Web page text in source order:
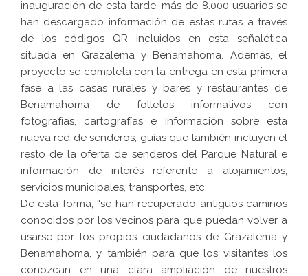
inauguración de esta tarde, más de 8.000 usuarios se
han descargado información de estas rutas a través
de los códigos QR incluidos en esta señalética
situada en Grazalema y Benamahoma. Además, el
proyecto se completa con la entrega en esta primera
fase a las casas rurales y bares y restaurantes de
Benamahoma de folletos informativos con
fotografías, cartografías e información sobre esta
nueva red de senderos, guías que también incluyen el
resto de la oferta de senderos del Parque Natural e
información de interés referente a alojamientos,
servicios municipales, transportes, etc.
De esta forma, “se han recuperado antiguos caminos
conocidos por los vecinos para que puedan volver a
usarse por los propios ciudadanos de Grazalema y
Benamahoma, y también para que los visitantes los
conozcan en una clara ampliación de nuestros